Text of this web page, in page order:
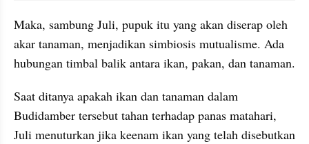
Maka, sambung Juli, pupuk itu yang akan diserap oleh
akar tanaman, menjadikan simbiosis mutualisme. Ada
Saat ditanya apakah ikan dan tan
Budidamber tersebut tahan terhadap panas matahari,
Juli menuturkan jika keenam ikan yang telah disebutkan